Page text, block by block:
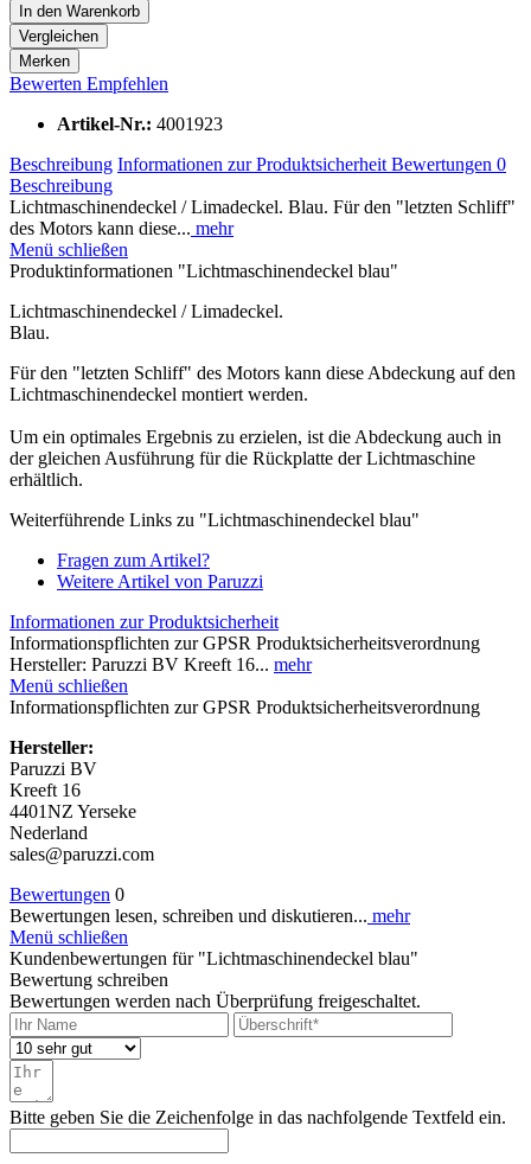
In den Warenkorb
Vergleichen
Merken
Bewerten Empfehlen
Artikel-Nr.: 4001923
Beschreibung Informationen zur Produktsicherheit Bewertungen 0
Beschreibung
Lichtmaschinendeckel / Limadeckel. Blau. Für den "letzten Schliff"
des Motors kann diese... mehr
Menü schließen
Produktinformationen "Lichtmaschinendeckel blau"
Lichtmaschinendeckel / Limadeckel.
Blau.
Für den "letzten Schliff" des Motors kann diese Abdeckung auf den
Lichtmaschinendeckel montiert werden.
Um ein optimales Ergebnis zu erzielen, ist die Abdeckung auch in
der gleichen Ausführung für die Rückplatte der Lichtmaschine
erhältlich.
Weiterführende Links zu "Lichtmaschinendeckel blau"
Fragen zum Artikel?
Weitere Artikel von Paruzzi
Informationen zur Produktsicherheit
Informationspflichten zur GPSR Produktsicherheitsverordnung
Hersteller: Paruzzi BV Kreeft 16... mehr
Menü schließen
Informationspflichten zur GPSR Produktsicherheitsverordnung
Hersteller:
Paruzzi BV
Kreeft 16
4401NZ Yerseke
Nederland
sales@paruzzi.com
Bewertungen 0
Bewertungen lesen, schreiben und diskutieren... mehr
Menü schließen
Kundenbewertungen für "Lichtmaschinendeckel blau"
Bewertung schreiben
Bewertungen werden nach Überprüfung freigeschaltet.
Bitte geben Sie die Zeichenfolge in das nachfolgende Textfeld ein.